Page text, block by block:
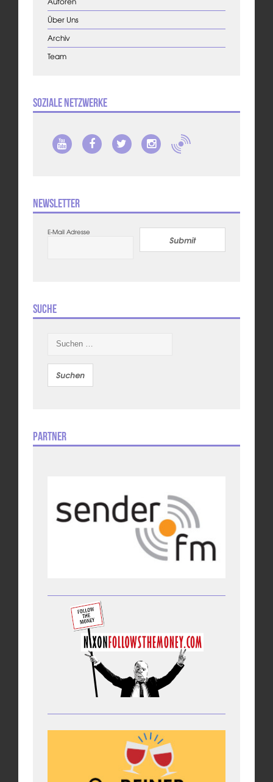
Über Uns
Archiv
Team
Soziale Netzwerke
Newsletter
E-Mail Adresse
Submit
Suche
nach:
Partner